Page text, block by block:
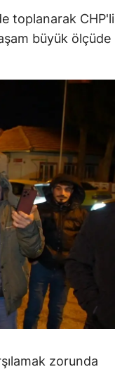
toplanarak CHP'li
büyük ölçüde
zorunda